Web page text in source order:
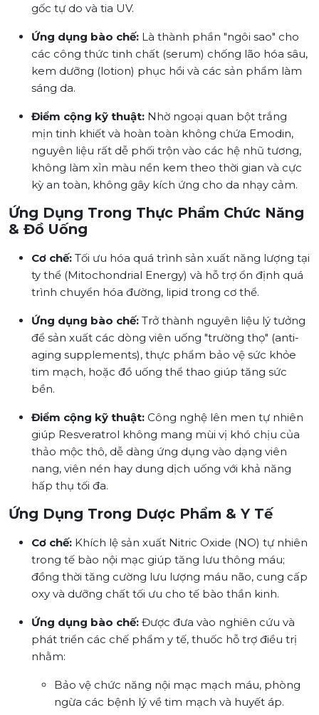
gốc tự do và tia UV.
Ứng dụng bào chế: Là thành phần "ngôi sao" cho
các công thức tinh chất (serum) chống lão hóa sâu,
kem dưỡng (lotion) phục hồi và các sản phẩm làm
sáng da.
Điểm cộng kỹ thuật: Nhờ ngoại quan bột trắng
mịn tinh khiết và hoàn toàn không chứa Emodin,
nguyên liệu rất dễ phối trộn vào các hệ nhũ tương,
không làm xỉn màu nền kem theo thời gian và cực
kỳ an toàn, không gây kích ứng cho da nhạy cảm.
Ứng Dụng Trong Thực Phẩm Chức Năng
& Đồ Uống
Cơ chế: Tối ưu hóa quá trình sản xuất năng lượng tại
ty thể (Mitochondrial Energy) và hỗ trợ ổn định quá
trình chuyển hóa đường, lipid trong cơ thể.
Ứng dụng bào chế: Trở thành nguyên liệu lý tưởng
để sản xuất các dòng viên uống "trường thọ" (anti-
aging supplements), thực phẩm bảo vệ sức khỏe
tim mạch, hoặc đồ uống thể thao giúp tăng sức
bền.
Điểm cộng kỹ thuật: Công nghệ lên men tự nhiên
giúp Resveratrol không mang mùi vị khó chịu của
thảo mộc thô, dễ dàng ứng dụng vào dạng viên
nang, viên nén hay dung dịch uống với khả năng
hấp thụ tối đa.
Ứng Dụng Trong Dược Phẩm & Y Tế
Cơ chế: Khích lệ sản xuất Nitric Oxide (NO) tự nhiên
trong tế bào nội mạc giúp tăng lưu thông máu;
đồng thời tăng cường lưu lượng máu não, cung cấp
oxy và dưỡng chất tối ưu cho tế bào thần kinh.
Ứng dụng bào chế: Được đưa vào nghiên cứu và
phát triển các chế phẩm y tế, thuốc hỗ trợ điều trị
nhằm:
Bảo vệ chức năng nội mạc mạch máu, phòng
ngừa các bệnh lý về tim mạch và huyết áp.